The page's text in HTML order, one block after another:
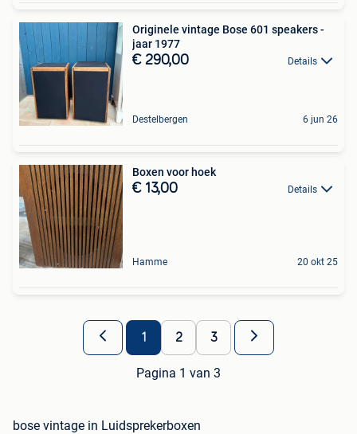
Originele vintage Bose 601 speakers -
jaar 1977
€ 290,00 Details
Destelbergen 6 jun 26
Boxen voor hoek
€ 13,00 Details
Hamme 20 okt 25
1 2 3
Pagina 1 van 3
bose vintage in Luidsprekerboxen